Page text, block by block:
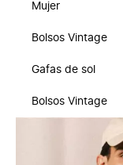
Mujer
Bolsos Vintage
Gafas de sol
Bolsos Vintage